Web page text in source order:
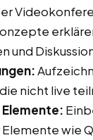
und
nicht live
wie